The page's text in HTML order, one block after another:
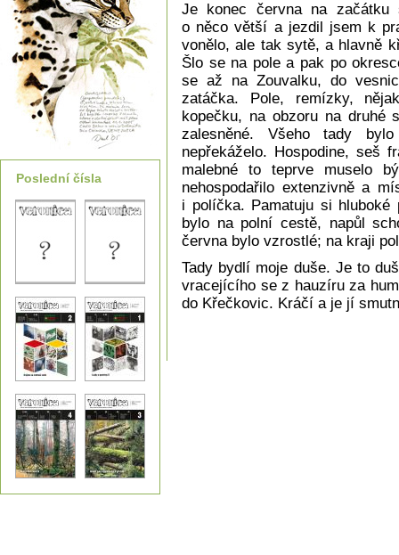
Poslední čísla
Je konec června na začátku
o něco větší a jezdil jsem k
vonělo, ale tak sytě, a hlavně
Šlo se na pole a pak po
se až na Zouvalku, do
zatáčka. Pole, remízky,
kopečku, na obzoru na druhé
zalesněné. Všeho tady
nepřekáželo. Hospodine, seš
malebné to teprve muselo
nehospodařilo extenzivně a
i políčka. Pamatuju si
bylo na polní cestě, napůl
června bylo vzrostlé; na kraji
Tady bydlí moje duše. Je to
vracejícího se z hauzíru za
do Křečkovic. Kráčí a je jí